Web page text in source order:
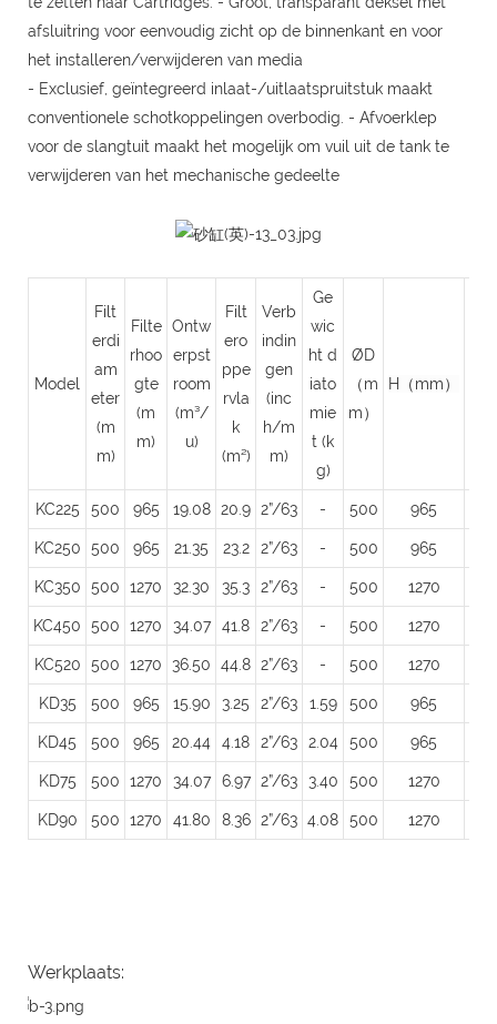
afsluitring voor eenvoudig zicht op de binnenkant en voor
het installeren/verwijderen van media
- Exclusief, geïntegreerd inlaat-/uitlaatspruitstuk maakt
conventionele schotkoppelingen overbodig. - Afvoerklep
voor de slangtuit maakt het mogelijk om vuil uit de tank te
verwijderen van het mechanische gedeelte
Model
Filt
erdi
am
eter
(m
m)
Filte
rhoo
gte
(m
m)
Ontw
erpst
room
(m³/
u)
Filt
ero
ppe
rvla
k
(m²)
Verb
indin
gen
(inc
h/m
m)
Ge
wic
ht d
iato
mie
t (k
g)
ØD
（m
m）
H（mm）
KC225 500 965 19.08 20.9 2”/63 - 500 965
KC250 500 965 21.35 23.2 2”/63 - 500 965
KC350 500 1270 32.30 35.3 2”/63 - 500 1270
KC450 500 1270 34.07 41.8 2”/63 - 500 1270
KC520 500 1270 36.50 44.8 2”/63 - 500 1270
KD35 500 965 15.90 3.25 2”/63 1.59 500 965
KD45 500 965 20.44 4.18 2”/63 2.04 500 965
KD75 500 1270 34.07 6.97 2”/63 3.40 500 1270
KD90 500 1270 41.80 8.36 2”/63 4.08 500 1270
Werkplaats: